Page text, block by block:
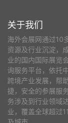
关于我们
海外会展网通过10
资源及行业沉淀，
业的国内国际展览
询服务平台，依托
跨境产业发展，帮
捷，安全的参展服
务涉及到行业领域
业，覆盖全球超过